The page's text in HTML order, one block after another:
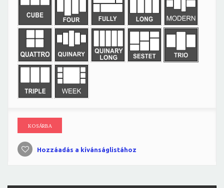
KOSÁRBA
Hozzáadás a kívánságlistához